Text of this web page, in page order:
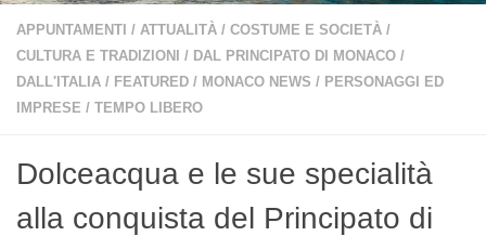
APPUNTAMENTI / ATTUALITÀ / COSTUME E SOCIETÀ /
CULTURA E TRADIZIONI
/ DAL PRINCIPATO DI MONACO /
DALL'ITALIA / FEATURED / MONACO NEWS / PERSONAGGI ED
IMPRESE / TEMPO LIBERO
Dolceacqua e le sue specialità
alla conquista del Principato di